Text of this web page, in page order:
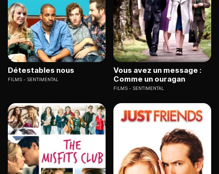
Détestables nous
FILMS SENTIMENTAL
Vous avez un message :
Comme un ouragan
FILMS SENTIMENTAL